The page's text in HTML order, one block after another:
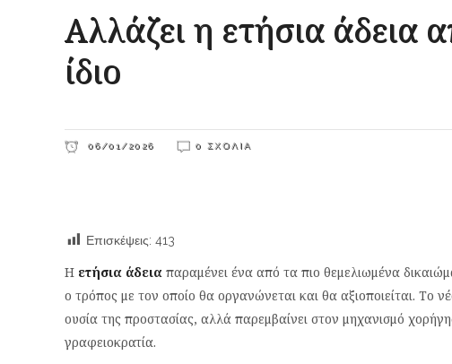
Αλλάζει η ετήσια άδεια
ίδιο
06/01/2026 0 ΣΧΌΛΙΑ
Επισκέψεις: 413
Η ετήσια άδεια παραμένει ένα από τα πιο θεμελιωμένα
ο τρόπος με τον οποίο θα οργανώνεται και θα αξιοποιείται. Το
ουσία της προστασίας, αλλά παρεμβαίνει στον μηχανισμό
γραφειοκρατία.